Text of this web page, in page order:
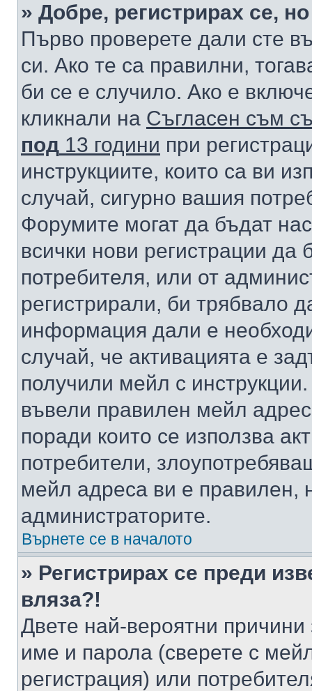
» Добре, регистрирах се,
Първо проверете дали сте
си. Ако те са правилни,
би се е случило. Ако е
кликнали на Съгласен съм
под 13 години при
инструкциите, които са ви
случай, сигурно вашия
Форумите могат да бъдат
всички нови регистрации да
потребителя, или от
регистрирали, би трябвало
информация дали е
случай, че активацията е
получили мейл с
въвели правилен мейл
поради които се използва
потребители,
мейл адреса ви е правилен,
администраторите.
Върнете се в началото
» Регистрирах се преди
вляза?!
Двете най-вероятни
име и парола (сверете с
регистрация) или